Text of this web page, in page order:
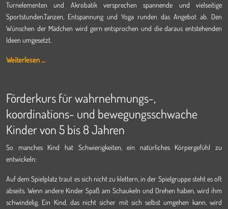
Turnelementen und Akrobatik versprechen spannende und vielseitige
Sportstunden.Tanzen, Entspannung und Yoga runden das Angebot ab. Den
Wünschen der Mädchen wird gern entsprochen und die daraus entstehenden
Ideen umgesetzt.
Weiterlesen …
Förderkurs für wahrnehmungs-,
koordinations- und bewegungsschwache
Kinder von 5 bis 8 Jahren
So manches Kind hat Schwierigkeiten, ein natürliches Körpergefühl zu
entwickeln:
Auf dem Spielplatz traut es sich nicht zu klettern, in der Spielgruppe steht es oft
abseits. Wenn andere Kinder Spaß am Schaukeln und Drehen haben, wird ihm
schwindelig. Ein Kind, das nicht sicher mit sich selbst umgehen kann, wird